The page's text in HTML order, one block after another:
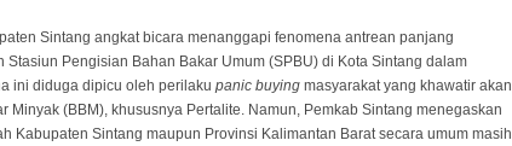
Sintang angkat bicara menanggapi fenomena antrean panjang
Stasiun Pengisian Bahan Bakar Umum (SPBU) di Kota Sintang dalam
ini diduga dipicu oleh perilaku panic buying masyarakat yang khawatir akan
Minyak (BBM), khususnya Pertalite. Namun, Pemkab Sintang menegaskan
Kabupaten Sintang maupun Provinsi Kalimantan Barat secara umum masih